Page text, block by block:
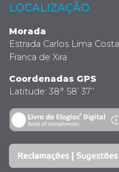
LOCALIZAÇÃO
Morada
Estrada Carlos Lima
Franca de Xira
Coordenadas GPS
Latitude: 38° 58’ 37’’